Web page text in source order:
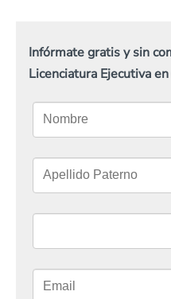
Infórmate gratis y sin
Licenciatura Ejecutiva